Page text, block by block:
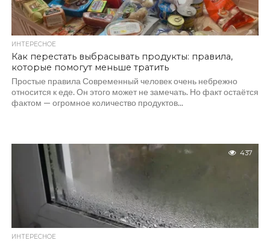
ИНТЕРЕСНОЕ
Как перестать выбрасывать продукты: правила,
которые помогут меньше тратить
Простые правила Современный человек очень небрежно
относится к еде. Он этого может не замечать. Но факт остаётся
фактом — огромное количество продуктов...
437
ИНТЕРЕСНОЕ